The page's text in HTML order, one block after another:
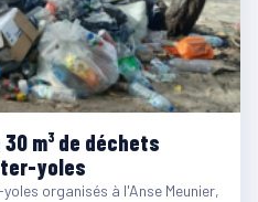
m³ de déchets
yoles
organisés à l'Anse Meunier,